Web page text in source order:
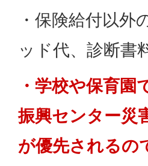
・保険給付以
ッド代、診断書
・学校や保育
振興センター災
が優先されるの